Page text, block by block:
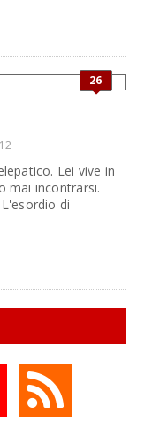
26
Lei vive in
mai incontrarsi.
di